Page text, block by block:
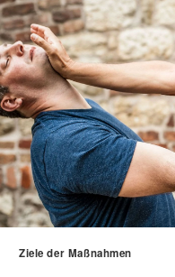
Ziele der Maßnahmen